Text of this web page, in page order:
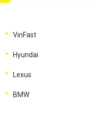
VinFast
Hyundai
Lexus
BMW